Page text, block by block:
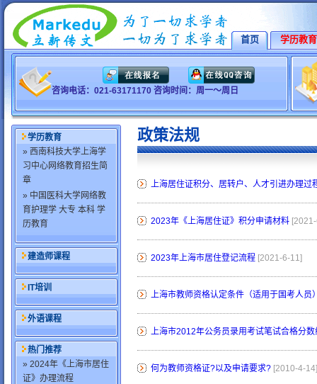
首页 学历教育
咨询电话：021-63171170 咨询时间：周一～周日
学历教育
» 西南科技大学上海学
习中心网络教育招生简
章
» 中国医科大学网络教
育护理学 大专 本科 学
历教育
建造师课程
IT培训
外语课程
热门推荐
» 2024年《上海市居住
证》办理流程
政策法规
上海居住证积分、居转户、人才引进办理过
2023年《上海居住证》积分申请材料
2023年上海市居住登记流程 [2021-6-11]
上海市教师资格认定条件（适用于国考人员
上海市2012年公务员录用考试笔试合格分数
何为教师资格证?以及申请要求? [2010-4-14]